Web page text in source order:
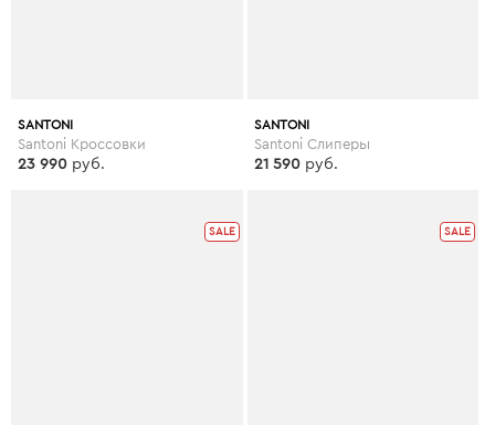
SANTONI
Santoni Кроссовки
23 990 руб.
SANTONI
Santoni Слиперы
21 590 руб.
SALE SALE